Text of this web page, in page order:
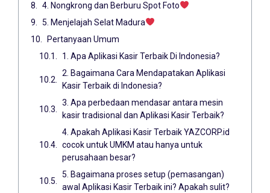
4. Nongkrong dan Berburu Spot Foto
5. Menjelajah Selat Madura
Pertanyaan Umum
1. Apa Aplikasi Kasir Terbaik Di Indonesia?
2. Bagaimana Cara Mendapatakan Aplikasi
Kasir Terbaik di Indonesia?
3. Apa perbedaan mendasar antara mesin
kasir tradisional dan Aplikasi Kasir Terbaik?
4. Apakah Aplikasi Kasir Terbaik YAZCORP.id
cocok untuk UMKM atau hanya untuk
perusahaan besar?
5. Bagaimana proses setup (pemasangan)
awal Aplikasi Kasir Terbaik ini? Apakah sulit?